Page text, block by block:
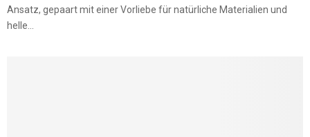
Ansatz, gepaart mit einer Vorliebe für natürliche Materialien und
helle...